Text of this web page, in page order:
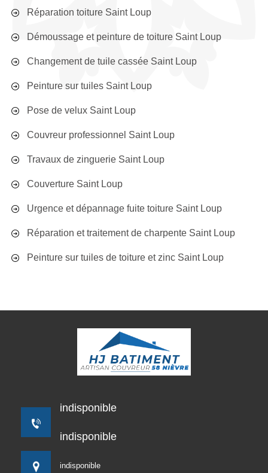
Réparation toiture Saint Loup
Démoussage et peinture de toiture Saint Loup
Changement de tuile cassée Saint Loup
Peinture sur tuiles Saint Loup
Pose de velux Saint Loup
Couvreur professionnel Saint Loup
Travaux de zinguerie Saint Loup
Couverture Saint Loup
Urgence et dépannage fuite toiture Saint Loup
Réparation et traitement de charpente Saint Loup
Peinture sur tuiles de toiture et zinc Saint Loup
indisponible
indisponible
indisponible